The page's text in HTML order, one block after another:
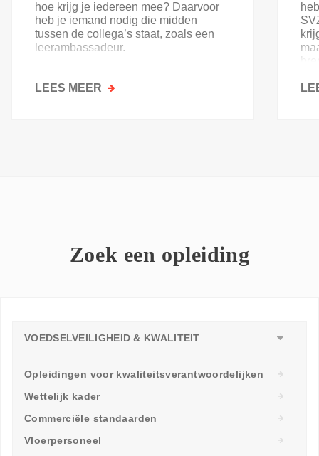
hoe krijg je iedereen mee? Daarvoor
heb je iemand nodig die midden
tussen de collega’s staat, zoals een
leerambassadeur.
LEES MEER OVER
NODIG
Zoek een opleiding
VOEDSELVEILIGHEID & KWALITEIT
Opleidingen voor kwaliteitsverantwoordelijken
Wettelijk kader
Commerciële standaarden
Vloerpersoneel